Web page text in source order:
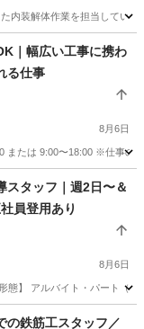
内装解体作業を担当してい
｜幅広い工事に携わ
る仕事
8月6日
または 9:00〜18:00 ※仕事
スタッフ｜週2日〜＆
員登用あり
8月6日
態】 アルバイト・パート（
の鉄筋工スタッフ／